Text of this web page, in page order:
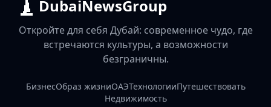
DubaiNewsGroup
Откройте для себя Дубай: современное чудо, где
встречаются культуры, а возможности
безграничны.
БизнесОбраз жизниОАЭТехнологииПутешествовать
Недвижимость